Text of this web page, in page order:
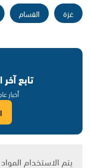
غزة القسام
تابع
أخبار